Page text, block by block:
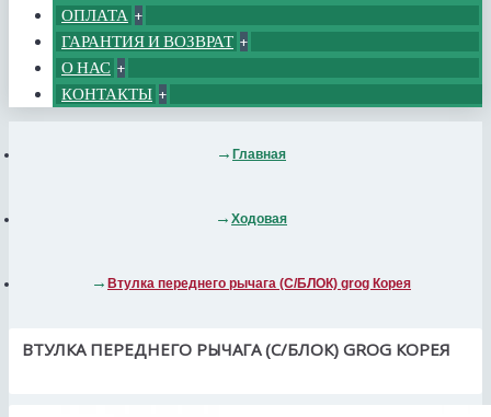
ОПЛАТА +
ГАРАНТИЯ И ВОЗВРАТ +
О НАС +
КОНТАКТЫ +
Главная
Ходовая
Втулка переднего рычага (С/БЛОК) grog Корея
ВТУЛКА ПЕРЕДНЕГО РЫЧАГА (С/БЛОК) GROG КОРЕЯ